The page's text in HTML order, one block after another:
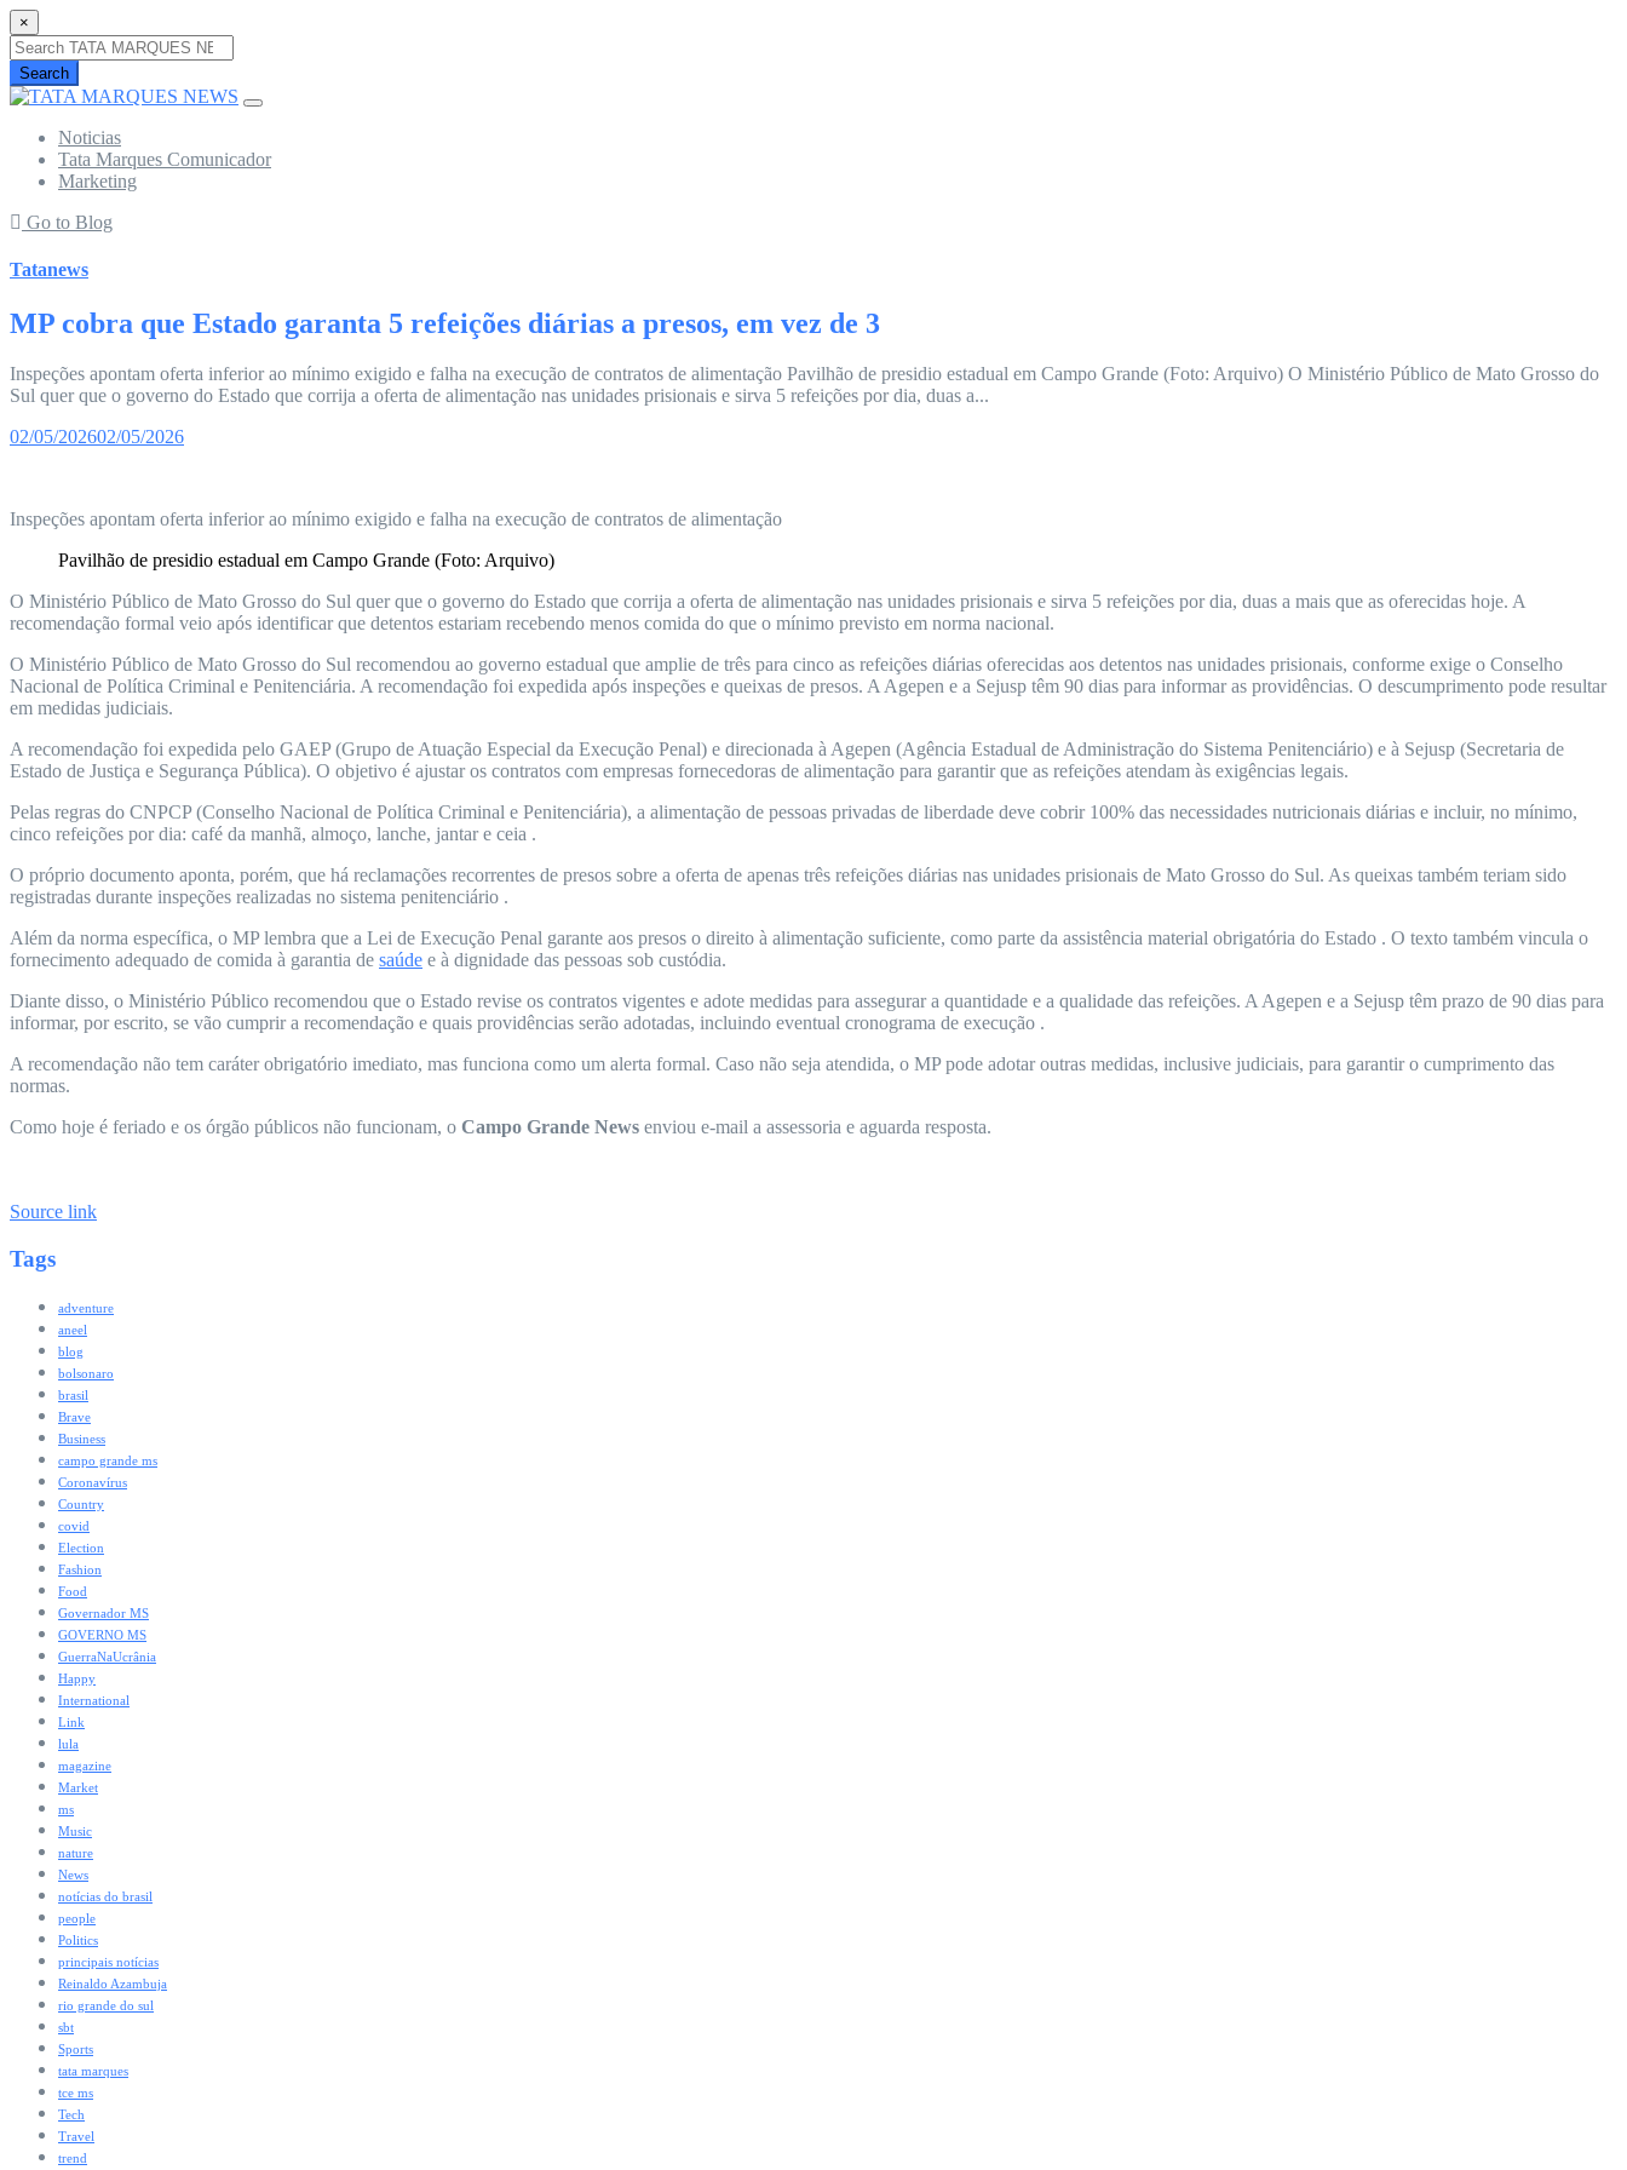
×
Search
Noticias
Tata Marques Comunicador
Marketing
Go to Blog
Tatanews
MP cobra que Estado garanta 5 refeições diárias a presos, em vez de 3
Inspeções apontam oferta inferior ao mínimo exigido e falha na execução de contratos de alimentação Pavilhão de presidio estadual em Campo Grande (Foto: Arquivo) O Ministério Público de Mato Grosso do
Sul quer que o governo do Estado que corrija a oferta de alimentação nas unidades prisionais e sirva 5 refeições por dia, duas a...
02/05/202602/05/2026
Inspeções apontam oferta inferior ao mínimo exigido e falha na execução de contratos de alimentação
Pavilhão de presidio estadual em Campo Grande (Foto: Arquivo)
O Ministério Público de Mato Grosso do Sul quer que o governo do Estado que corrija a oferta de alimentação nas unidades prisionais e sirva 5 refeições por dia, duas a mais que as oferecidas hoje. A
recomendação formal veio após identificar que detentos estariam recebendo menos comida do que o mínimo previsto em norma nacional.
O Ministério Público de Mato Grosso do Sul recomendou ao governo estadual que amplie de três para cinco as refeições diárias oferecidas aos detentos nas unidades prisionais, conforme exige o Conselho
Nacional de Política Criminal e Penitenciária. A recomendação foi expedida após inspeções e queixas de presos. A Agepen e a Sejusp têm 90 dias para informar as providências. O descumprimento pode resultar
em medidas judiciais.
A recomendação foi expedida pelo GAEP (Grupo de Atuação Especial da Execução Penal) e direcionada à Agepen (Agência Estadual de Administração do Sistema Penitenciário) e à Sejusp (Secretaria de
Estado de Justiça e Segurança Pública). O objetivo é ajustar os contratos com empresas fornecedoras de alimentação para garantir que as refeições atendam às exigências legais.
Pelas regras do CNPCP (Conselho Nacional de Política Criminal e Penitenciária), a alimentação de pessoas privadas de liberdade deve cobrir 100% das necessidades nutricionais diárias e incluir, no mínimo,
cinco refeições por dia: café da manhã, almoço, lanche, jantar e ceia .
O próprio documento aponta, porém, que há reclamações recorrentes de presos sobre a oferta de apenas três refeições diárias nas unidades prisionais de Mato Grosso do Sul. As queixas também teriam sido
registradas durante inspeções realizadas no sistema penitenciário .
Além da norma específica, o MP lembra que a Lei de Execução Penal garante aos presos o direito à alimentação suficiente, como parte da assistência material obrigatória do Estado . O texto também vincula o
fornecimento adequado de comida à garantia de saúde e à dignidade das pessoas sob custódia.
Diante disso, o Ministério Público recomendou que o Estado revise os contratos vigentes e adote medidas para assegurar a quantidade e a qualidade das refeições. A Agepen e a Sejusp têm prazo de 90 dias para
informar, por escrito, se vão cumprir a recomendação e quais providências serão adotadas, incluindo eventual cronograma de execução .
A recomendação não tem caráter obrigatório imediato, mas funciona como um alerta formal. Caso não seja atendida, o MP pode adotar outras medidas, inclusive judiciais, para garantir o cumprimento das
normas.
Como hoje é feriado e os órgão públicos não funcionam, o Campo Grande News enviou e-mail a assessoria e aguarda resposta.
Source link
Tags
adventure
aneel
blog
bolsonaro
brasil
Brave
Business
campo grande ms
Coronavírus
Country
covid
Election
Fashion
Food
Governador MS
GOVERNO MS
GuerraNaUcrânia
Happy
International
Link
lula
magazine
Market
ms
Music
nature
News
notícias do brasil
people
Politics
principais notícias
Reinaldo Azambuja
rio grande do sul
sbt
Sports
tata marques
tce ms
Tech
Travel
trend